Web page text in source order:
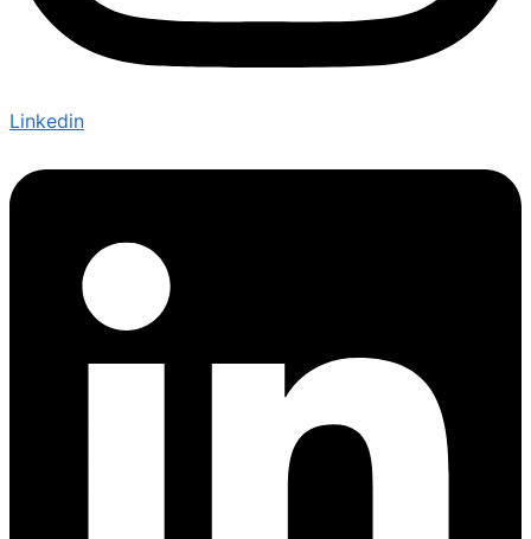
Linkedin